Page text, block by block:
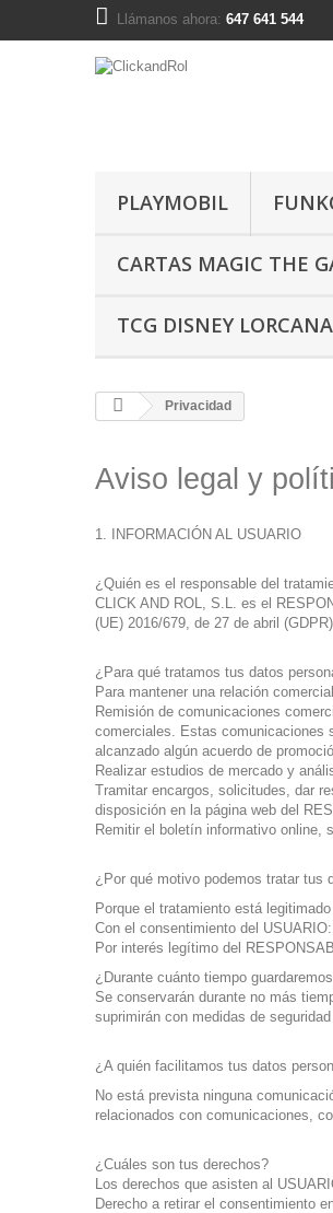
Llámanos ahora: 647 641 544
PLAYMOBIL
CARTAS MAGIC THE
TCG DISNEY LORCANA
Privacidad
Aviso legal y
1. INFORMACIÓN AL USUARIO
¿Quién es el responsable del
CLICK AND ROL, S.L. es el
(UE) 2016/679, de 27 de abril
¿Para qué tratamos tus datos
Para mantener una relación
Remisión de comunicaciones
comerciales. Estas comunicaciones
alcanzado algún acuerdo de
Realizar estudios de mercado y
Tramitar encargos, solicitudes, dar
disposición en la página web del
Remitir el boletín informativo online,
¿Por qué motivo podemos tratar tus
Porque el tratamiento está
Con el consentimiento del
Por interés legítimo del
¿Durante cuánto tiempo
Se conservarán durante no más
suprimirán con medidas de
¿A quién facilitamos tus datos
No está prevista ninguna
relacionados con comunicaciones,
¿Cuáles son tus derechos?
Los derechos que asisten al
Derecho a retirar el consentimiento